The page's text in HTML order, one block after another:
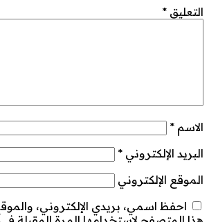
التعليق *
الاسم *
البريد الإلكتروني *
الموقع الإلكتروني
احفظ اسمي، بريدي الإلكتروني،